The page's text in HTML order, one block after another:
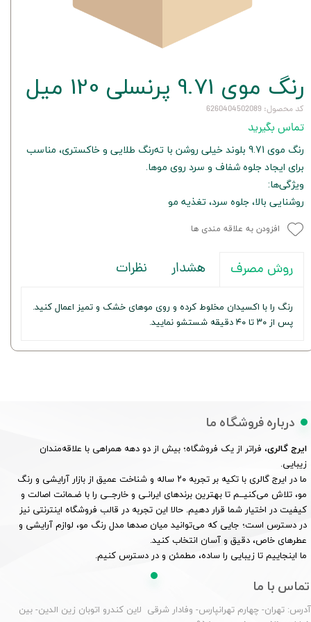
رنگ موی 9.71 پرنسلی 120 میل
کد محصول: 6260404502089
تماس بگیرید
رنگ موی 9.71 بلوند خیلی روشن با ته‌رنگ طلایی و خاکستری، مناسب
برای ایجاد جلوه شفاف و سرد روی موها.
ویژگی‌ها:
روشنایی بالا، جلوه سرد، تغذیه مو
افزودن به علاقه مندی ها
روش مصرف هشدار نظرات
رنگ را با اکسیدان مخلوط کرده و روی موهای خشک و تمیز اعمال کنید.
پس از ۳۰ تا ۴۰ دقیقه شستشو نمایید.
درباره فروشگاه ما
ایرج گالری، فراتر از یک فروشگاه؛ بیش از دو دهه همراهی با علاقه‌مندان
زیبایی.
ما در ایرج گالری با تکیه بر تجربه ۲۰ ساله و شناخت عمیق از بازار آرایشی و رنگ
مو، تلاش می‌کنیــم تا بهترین برندهای ایرانـی و خارجــی را با ضـمانت اصالت و
کیفیت در اختیار شما قرار دهیم. حالا این تجربه در قالب فروشگاه اینترنتی نیز
در دسترس است؛ جایی که می‌توانید میان صدها مدل رنگ مو، لوازم آرایشی و
عطرهای خاص، دقیق و آسان انتخاب کنید.
ما اینجاییم تا زیبایی را ساده، مطمئن و در دسترس کنیم.
تماس با ما
آدرس: تهران- چهارم تهرانپارس- وفادار شرقی لاین کندرو اتوبان زین الدین- بین